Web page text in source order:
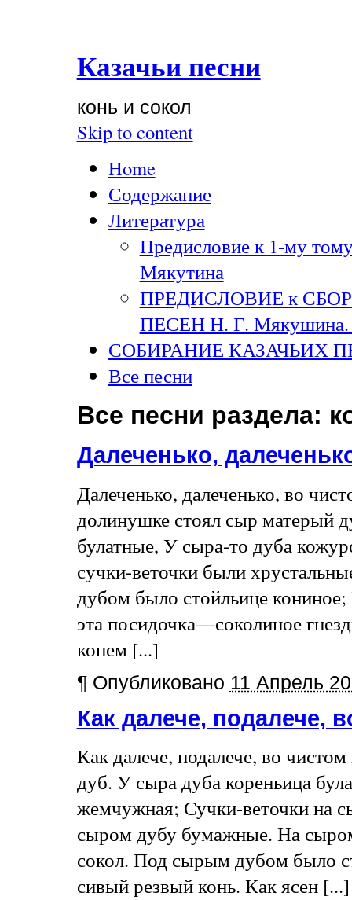
Казачьи песни
конь и сокол
Skip to content
Home
Содержание
Литература
Предисловие к 1-му
Мякутина
ПРЕДИСЛОВИЕ к
ПЕСЕН Н. Г. Мякушина.
СОБИРАНИЕ КАЗАЧЬИХ
Все песни
Все песни раздела:
Далеченько,
Далеченько, далеченько, во
долинушке стоял сыр матерый
булатные, У сыра-то дуба
сучки-веточки были
дубом было стойльице
эта посидочка—соколиное
конем [...]
¶ Опубликовано 11 Апрель
Как далече, подалече,
Как далече, подалече, во
дуб. У сыра дуба кореньица
жемчужная; Сучки-веточки на
сыром дубу бумажные. На
сокол. Под сырым дубом было
сивый резвый конь. Как ясен [...]